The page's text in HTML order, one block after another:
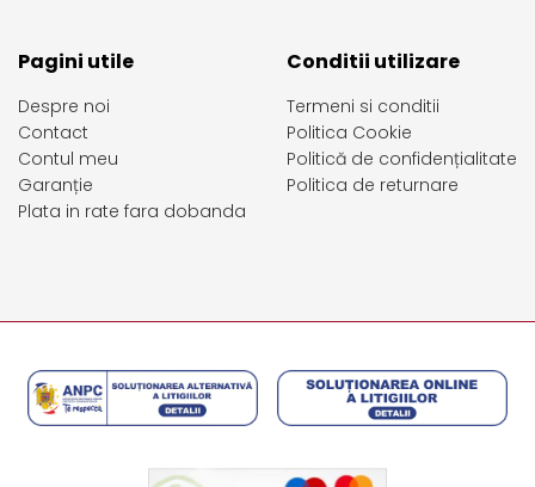
Pagini utile
Despre noi
Contact
Contul meu
Garanție
Plata in rate fara dobanda
Conditii utilizare
Termeni si conditii
Politica Cookie
Politică de confidențialitate
Politica de returnare